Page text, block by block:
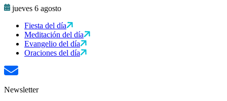
jueves 6 agosto
Fiesta del día
Meditación del día
Evangelio del día
Oraciones del día
Newsletter